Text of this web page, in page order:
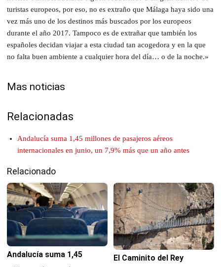
turistas europeos, por eso, no es extraño que Málaga haya sido una
vez más uno de los destinos más buscados por los europeos
durante el año 2017. Tampoco es de extrañar que también los
españoles decidan viajar a esta ciudad tan acogedora y en la que
no falta buen ambiente a cualquier hora del día… o de la noche.»
Mas noticias
Relacionadas
Andalucía suma 1,45 millones de pasajeros aéreos
internacionales en junio, un 7,9% más que un año antes
Relacionado
Andalucía suma 1,45
El Caminito del Rey